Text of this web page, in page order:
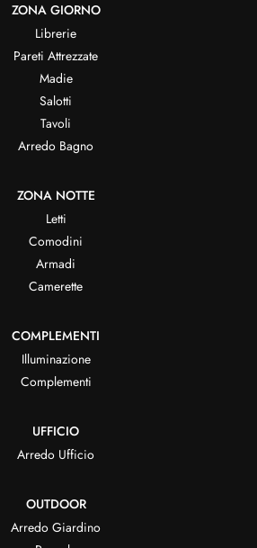
ZONA GIORNO
Librerie
Pareti Attrezzate
Madie
Salotti
Tavoli
Arredo Bagno
ZONA NOTTE
Letti
Comodini
Armadi
Camerette
COMPLEMENTI
Illuminazione
Complementi
UFFICIO
Arredo Ufficio
OUTDOOR
Arredo Giardino